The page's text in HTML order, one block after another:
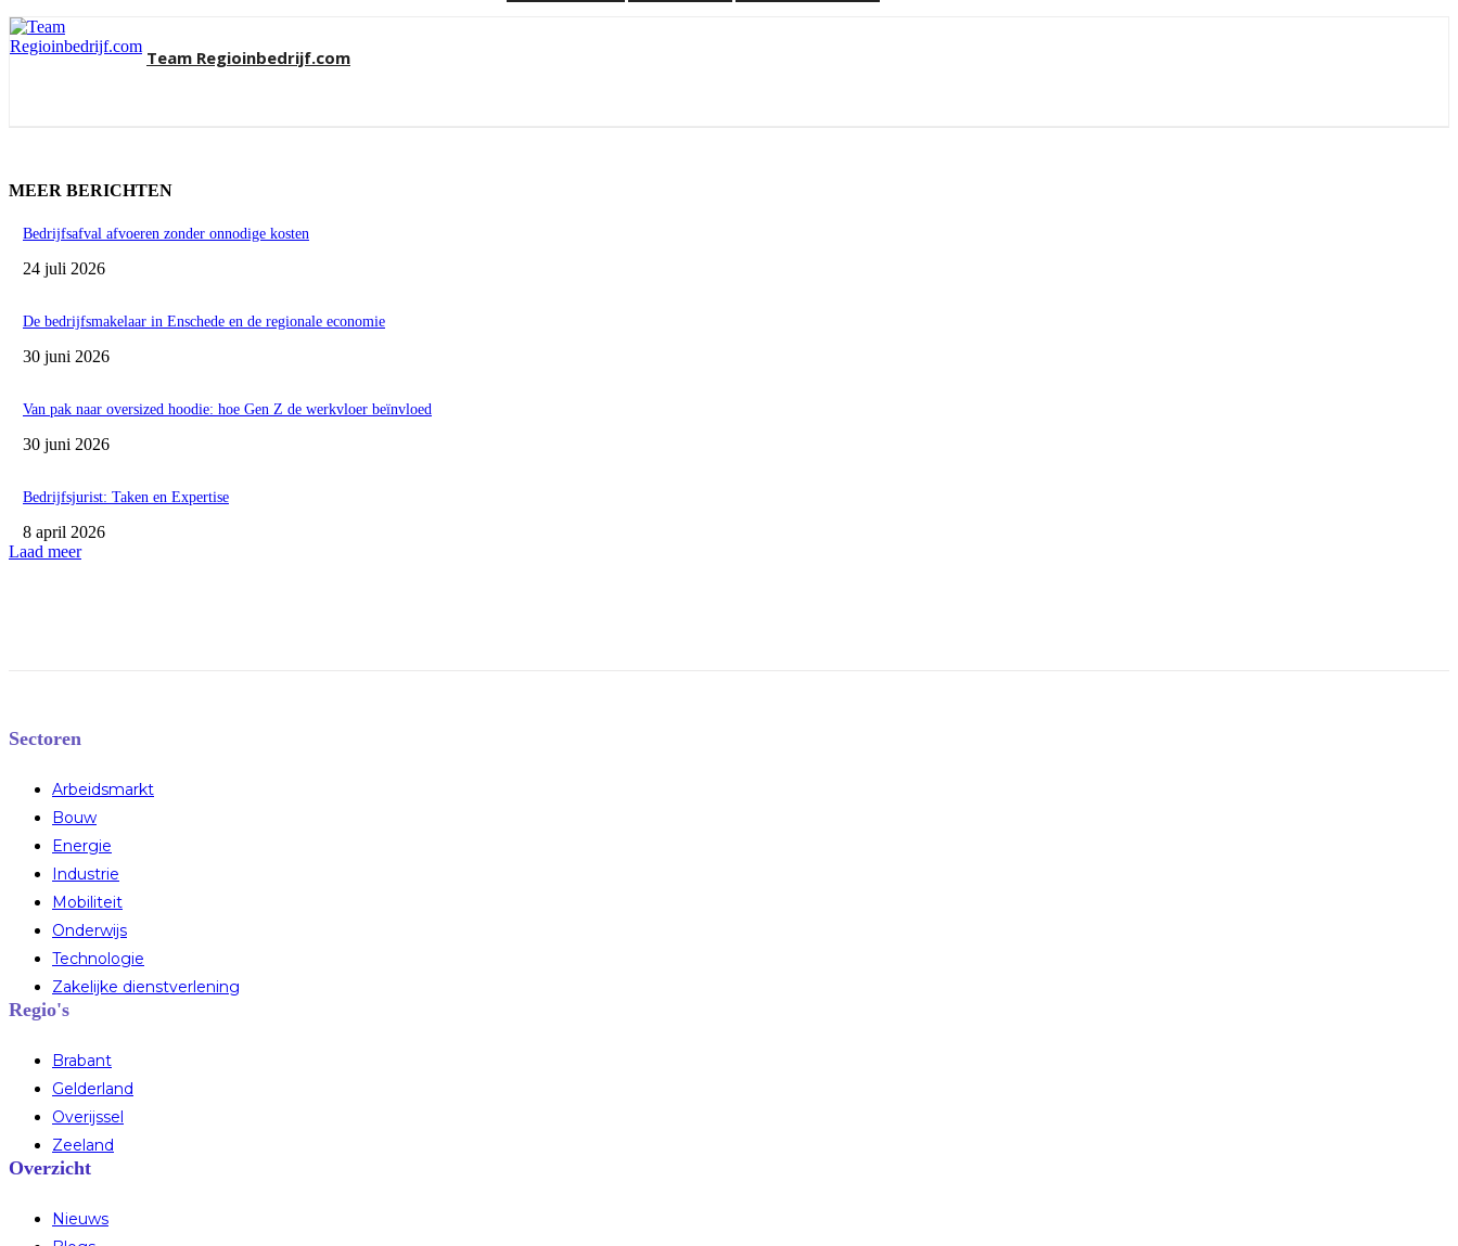
Team Regioinbedrijf.com
MEER BERICHTEN
Bedrijfsafval afvoeren zonder onnodige kosten
24 juli 2026
De bedrijfsmakelaar in Enschede en de regionale economie
30 juni 2026
Van pak naar oversized hoodie: hoe Gen Z de werkvloer beïnvloed
30 juni 2026
Bedrijfsjurist: Taken en Expertise
8 april 2026
Laad meer
Sectoren
Arbeidsmarkt
Bouw
Energie
Industrie
Mobiliteit
Onderwijs
Technologie
Zakelijke dienstverlening
Regio's
Brabant
Gelderland
Overijssel
Zeeland
Overzicht
Nieuws